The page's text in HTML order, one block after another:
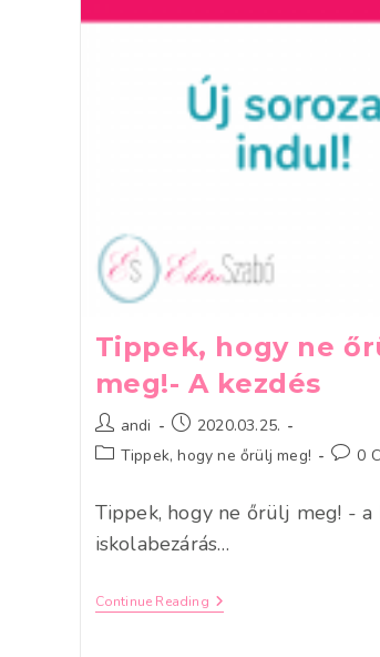
Tippek, hogy ne
meg!- A kezdés
Post
author:
andi
Post
published:
2020.03.25.
PostTippek, hogy ne őrülj meg!
Post0
Tippek, hogy ne őrülj meg! - a
iskolabezárás…
Continue ReadingTippek,
Hogy